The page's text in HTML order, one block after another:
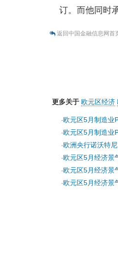
订。而他同时
返回中国金融信息网首
更多关于 欧元区经济
·欧元区5月制造业
·欧元区5月制造业
·欧洲央行诺沃特
·欧元区5月经济景
·欧元区5月经济景
·欧元区5月经济景